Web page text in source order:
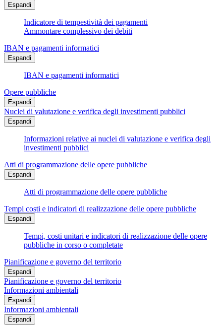
Espandi
Indicatore di tempestività dei pagamenti
Ammontare complessivo dei debiti
IBAN e pagamenti informatici
Espandi
IBAN e pagamenti informatici
Opere pubbliche
Espandi
Nuclei di valutazione e verifica degli investimenti pubblici
Espandi
Informazioni relative ai nuclei di valutazione e verifica degli
investimenti pubblici
Atti di programmazione delle opere pubbliche
Espandi
Atti di programmazione delle opere pubbliche
Tempi costi e indicatori di realizzazione delle opere pubbliche
Espandi
Tempi, costi unitari e indicatori di realizzazione delle opere
pubbliche in corso o completate
Pianificazione e governo del territorio
Espandi
Pianificazione e governo del territorio
Informazioni ambientali
Espandi
Informazioni ambientali
Espandi